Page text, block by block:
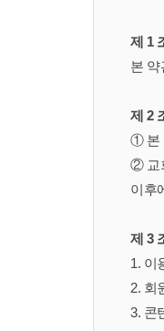
제 1
본 약
제 2
① 본
② 교
이후
제 3
1. 이
2. 회
3. 콘